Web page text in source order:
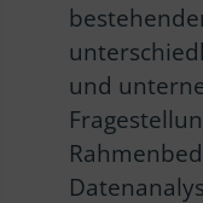
und